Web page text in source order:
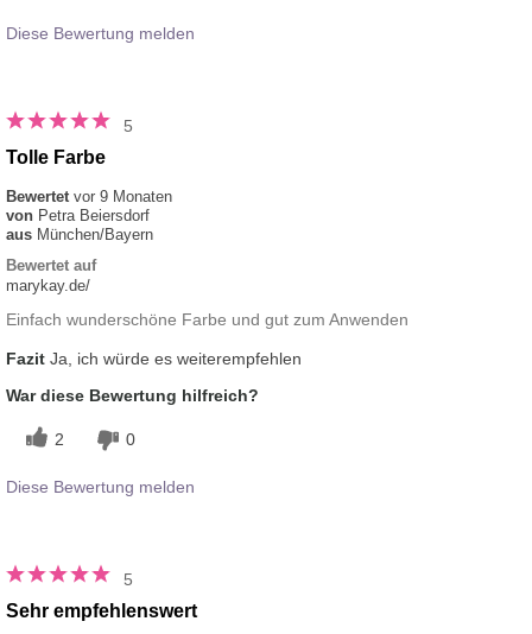
Diese Bewertung melden
5
Tolle Farbe
Bewertet vor 9 Monaten
von Petra Beiersdorf
aus München/Bayern
Bewertet auf
marykay.de/
Einfach wunderschöne Farbe und gut zum Anwenden
Fazit Ja, ich würde es weiterempfehlen
War diese Bewertung hilfreich?
2 0
Diese Bewertung melden
5
Sehr empfehlenswert